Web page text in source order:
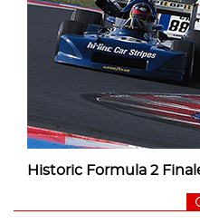
Historic Formula 2